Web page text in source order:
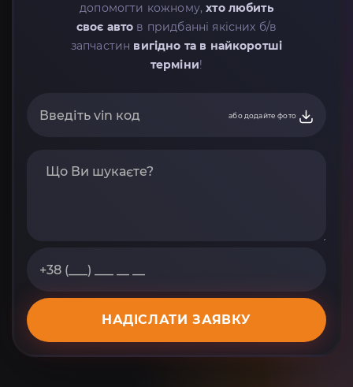
допомогти кожному,хто любить
своє авто в придбанні якісних б/в
запчастин вигідно та в найкоротші
терміни!
або додайте фото
НАДІСЛАТИ ЗАЯВКУ